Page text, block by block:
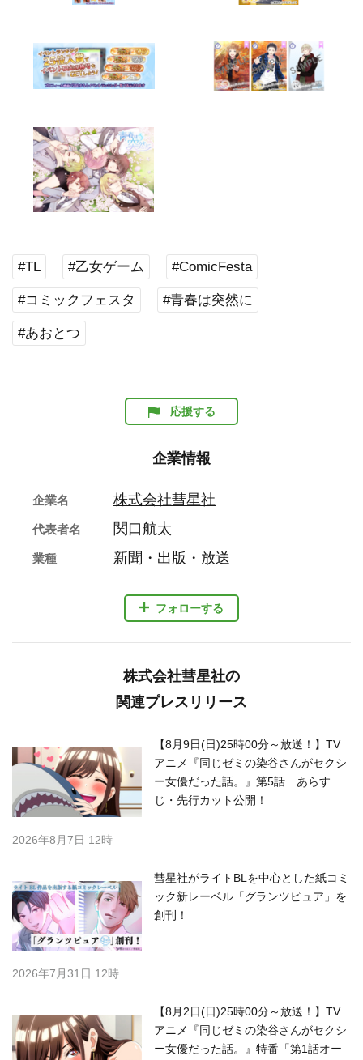
#TL #乙女ゲーム #ComicFesta
#コミックフェスタ #青春は突然に
#あおとつ
応援する
企業情報
フォローする
企業名 株式会社彗星社
代表者名 関口航太
業種 新聞・出版・放送
株式会社彗星社の
関連プレスリリース
【8月9日(日)25時00分～放送！】TV
アニメ『同じゼミの染谷さんがセクシ
ー女優だった話。』第5話 あらす
じ・先行カット公開！
2026年8月7日 12時
彗星社がライトBLを中心とした紙コミ
ック新レーベル「グランツピュア」を
創刊！
2026年7月31日 12時
【8月2日(日)25時00分～放送！】TV
アニメ『同じゼミの染谷さんがセクシ
ー女優だった話。』特番「第1話オー